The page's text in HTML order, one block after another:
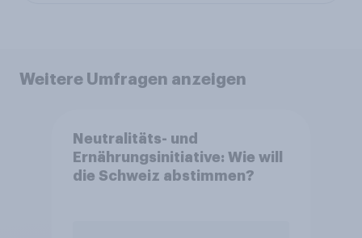
Weitere Umfragen anzeigen
Neutralitäts- und
Ernährungsinitiative: Wie will
die Schweiz abstimmen?